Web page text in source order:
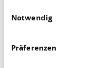
Verarbeitung
lit. a DSGVO.
widerrufen. Weitere
Notwendig
Präferenzen